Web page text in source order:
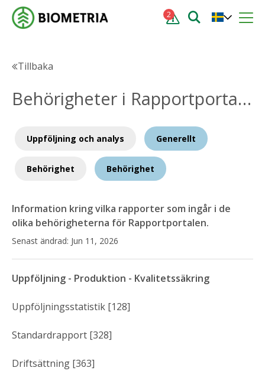
2
Tillbaka
Behörigheter i Rapportportalen
Uppföljning och analys Generellt
Behörighet Behörighet
Information kring vilka rapporter som ingår i de
olika behörigheterna för Rapportportalen.
Senast ändrad: Jun 11, 2026
Uppföljning - Produktion - Kvalitetssäkring
Uppföljningsstatistik [128]
Standardrapport [328]
Driftsättning [363]